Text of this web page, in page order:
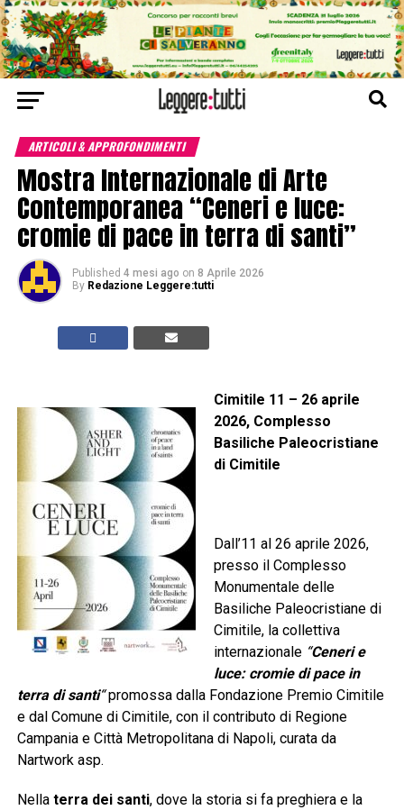
ARTICOLI & APPROFONDIMENTI
Mostra Internazionale di Arte
Contemporanea “Ceneri e luce:
cromie di pace in terra di santi”
Published 4 mesi ago on 8 Aprile 2026
By Redazione Leggere:tutti
Cimitile 11 – 26 aprile
2026, Complesso
Basiliche Paleocristiane
di Cimitile
Dall’11 al 26 aprile 2026,
presso il Complesso
Monumentale delle
Basiliche Paleocristiane di
Cimitile, la collettiva
internazionale “Ceneri e
luce: cromie di pace in
terra di santi“promossa dalla Fondazione Premio Cimitile
e dal Comune di Cimitile, con il contributo di Regione
Campania e Città Metropolitana di Napoli, curata da
Nartwork asp.
Nella terra dei santi, dove la storia si fa preghiera e la